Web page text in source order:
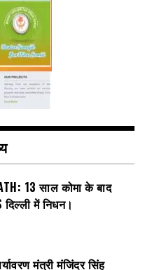
13 साल कोमा के बाद
दिल्ली में निधन।
मंत्री मंजिंदर सिंह